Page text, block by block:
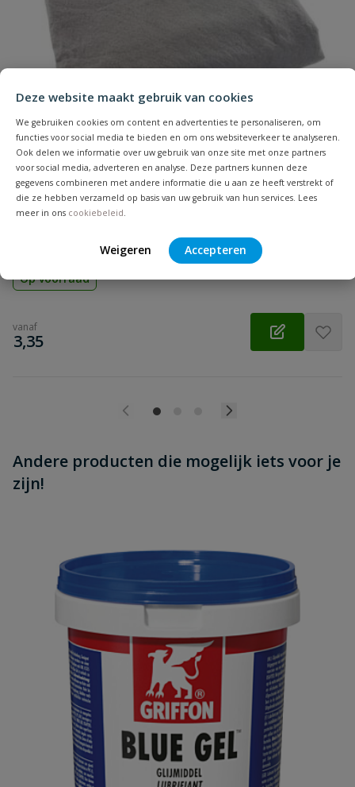
Deze website maakt gebruik van cookies
We gebruiken cookies om content en advertenties te personaliseren, om
functies voor social media te bieden en om ons websiteverkeer te analyseren.
Ook delen we informatie over uw gebruik van onze site met onze partners
voor social media, adverteren en analyse. Deze partners kunnen deze
gegevens combineren met andere informatie die u aan ze heeft verstrekt of
die ze hebben verzameld op basis van uw gebruik van hun services. Lees
meer in ons cookiebeleid.
Weigeren Accepteren
Installatiediepte
onbelast
zwaar verkeer
80 cm
Lengte 500 mm
Materiaal PP
Naam
Samenvatting
Beoordeling
Beoordeling versturen
Geotextiel
drainage systemen
Op voorraad
vanaf
€
3,35
Andere producten die mogelijk iets voor je
zijn!